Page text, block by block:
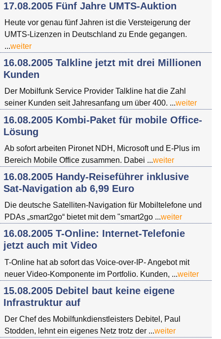
17.08.2005 Fünf Jahre UMTS-Auktion
Heute vor genau fünf Jahren ist die Versteigerung der
UMTS-Lizenzen in Deutschland zu Ende gegangen.
...weiter
16.08.2005 Talkline jetzt mit drei Millionen
Kunden
Der Mobilfunk Service Provider Talkline hat die Zahl
seiner Kunden seit Jahresanfang um über 400. ...weiter
16.08.2005 Kombi-Paket für mobile Office-
Lösung
Ab sofort arbeiten Pironet NDH, Microsoft und E-Plus im
Bereich Mobile Office zusammen. Dabei ...weiter
16.08.2005 Handy-Reiseführer inklusive
Sat-Navigation ab 6,99 Euro
Die deutsche Satelliten-Navigation für Mobiltelefone und
PDAs „smart2go“ bietet mit dem "smart2go ...weiter
16.08.2005 T-Online: Internet-Telefonie
jetzt auch mit Video
T-Online hat ab sofort das Voice-over-IP- Angebot mit
neuer Video-Komponente im Portfolio. Kunden, ...weiter
15.08.2005 Debitel baut keine eigene
Infrastruktur auf
Der Chef des Mobilfunkdienstleisters Debitel, Paul
Stodden, lehnt ein eigenes Netz trotz der ...weiter